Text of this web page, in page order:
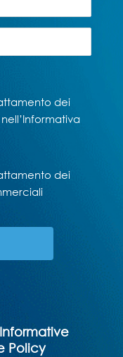
dei
dei
Policy